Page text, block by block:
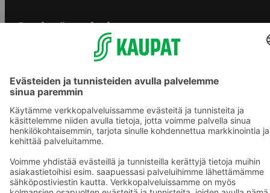
S-ryhmän palvelut
Yhteishyvä Ruoka -sovellus
Prisma.fi
Sokos.fi
S-Pankki
Sokos Hotels
Raflaamo